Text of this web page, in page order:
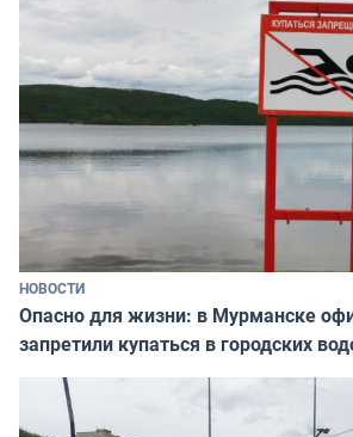
НОВОСТИ
Опасно для жизни: в Мурманске
запретили купаться в городских